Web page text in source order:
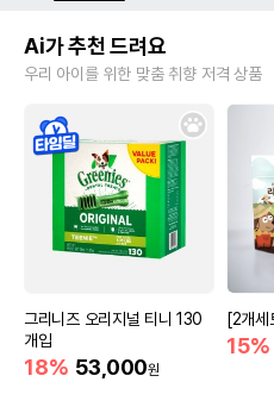
Ai가 추천 드려요
우리 아이를 위한 맞춤 취향 저격 상품
그리니즈 오리지널 티니 130
개입
18% 53,000원
[2개
15%